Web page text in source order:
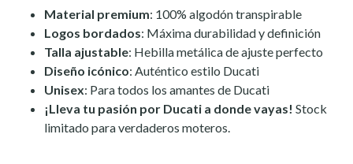
Material premium: 100% algodón transpirable
Logos bordados: Máxima durabilidad y definición
Talla ajustable: Hebilla metálica de ajuste perfecto
Diseño icónico: Auténtico estilo Ducati
Unisex: Para todos los amantes de Ducati
¡Lleva tu pasión por Ducati a donde vayas! Stock
limitado para verdaderos moteros.